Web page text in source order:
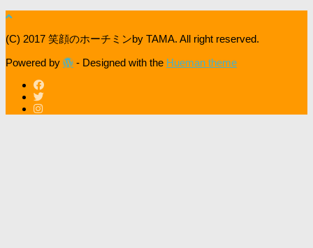
(C) 2017 笑顔のホーチミンby TAMA. All right reserved.
Powered by - Designed with the Hueman theme